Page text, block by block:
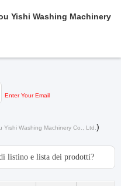
Yishi Washing Machinery
Enter Your Email
Yishi Washing Machinery Co., Ltd. )